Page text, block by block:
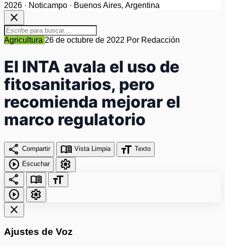
2026 · Noticampo · Buenos Aires, Argentina
close
Agricultura 26 de octubre de 2022 Por Redacción
El INTA avala el uso de
fitosanitarios, pero
recomienda mejorar el
marco regulatorio
share Compartir menu_book Vista Limpia format_size Texto
play_circle Escuchar
settings
share
menu_book
format_size
play_circle
settings
close
Ajustes de Voz